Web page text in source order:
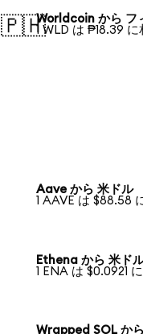
🇵🇭Worldcoin から フ
1 WLD は ₱18.39 に
Aave から 米ドル
1 AAVE は $88.58
Ethena から 米ド
1 ENA は $0.0921
Wrapped SOL か